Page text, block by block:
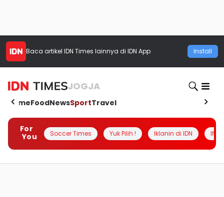
Baca artikel IDN Times lainnya di IDN App Install
JOGJA
HomeFoodNewsSportTravel
For
You
Soccer Times Yuk Pilih ! Iklanin di IDN